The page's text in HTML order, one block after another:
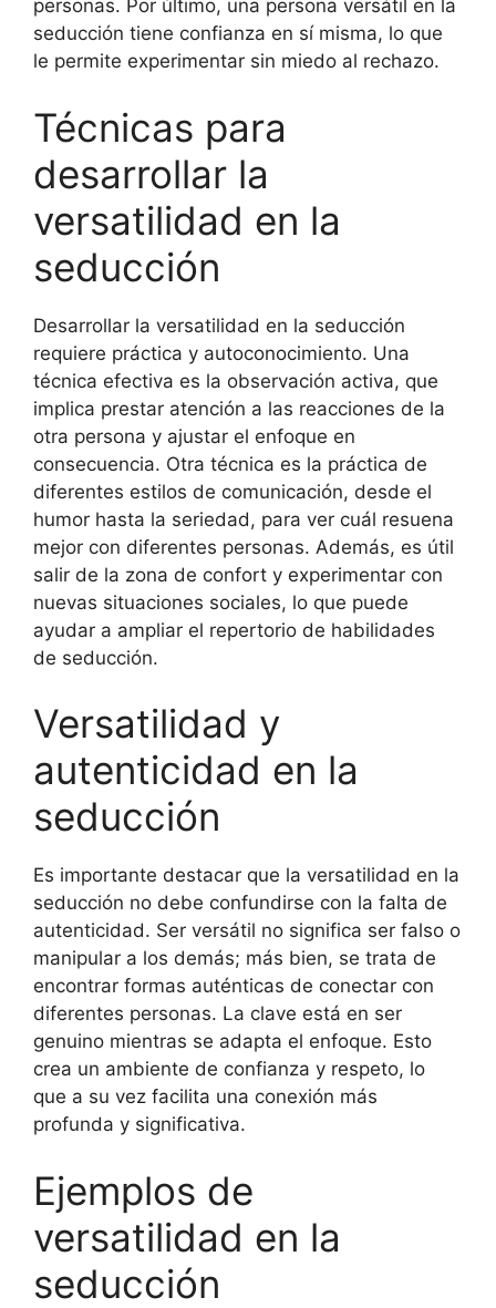
personas. Por último, una persona versátil en la
seducción tiene confianza en sí misma, lo que
le permite experimentar sin miedo al rechazo.
Técnicas para
desarrollar la
versatilidad en la
seducción
Desarrollar la versatilidad en la seducción
requiere práctica y autoconocimiento. Una
técnica efectiva es la observación activa, que
implica prestar atención a las reacciones de la
otra persona y ajustar el enfoque en
consecuencia. Otra técnica es la práctica de
diferentes estilos de comunicación, desde el
humor hasta la seriedad, para ver cuál resuena
mejor con diferentes personas. Además, es útil
salir de la zona de confort y experimentar con
nuevas situaciones sociales, lo que puede
ayudar a ampliar el repertorio de habilidades
de seducción.
Versatilidad y
autenticidad en la
seducción
Es importante destacar que la versatilidad en la
seducción no debe confundirse con la falta de
autenticidad. Ser versátil no significa ser falso o
manipular a los demás; más bien, se trata de
encontrar formas auténticas de conectar con
diferentes personas. La clave está en ser
genuino mientras se adapta el enfoque. Esto
crea un ambiente de confianza y respeto, lo
que a su vez facilita una conexión más
profunda y significativa.
Ejemplos de
versatilidad en la
seducción